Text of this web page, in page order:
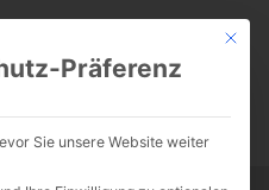
-:--
Mit
Präferenz
Sie unsere Website weiter